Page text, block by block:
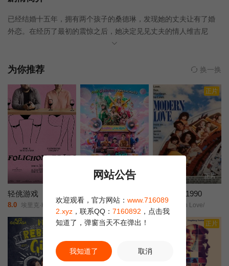
已经结婚十五年，拥有两个孩子的桑德琳，发现她的丈夫让有了婚
外恋。在经历了最初的震惊之后，她决定见见丈夫的情人维吉尼
亚，并提出了一个非常奇怪的想法……
为你推荐 换一换
轻佻游戏
8.0 埃里克·K·布利安/凯瑟琳·沙博/Erin/Carter/Sarah/Chouinard-Poirier/娜塔莉·古帕尔/Rose-Anne/Déry/萨米尔·菲鲁兹/Carolanne/Foucher/艾甜·加罗伊/安布雷·贾布兰/Fayolle/Jean/Jr./Nicolas/Krief/Jacques/L'Heureux/ève/Landry/朱莉·勒布勒东/阿加莎·勒杜/Simone/Ledoux/索菲·勒图讷尔/弗罗伦斯·布莱恩/Antonin/Mousseau-Rivard/
正片
5.0 阿丽莎拉·翁差丽/Sitthiphon/Disamoe/
正片
正片
新潮恋爱 1990
9.0 Modern Love/
正片 正片 正片
网站公告
欢迎观看，官方网站： www.716089
2.xyz ，联系QQ： 7160892 ，点击我
知道了，弹窗当天不在弹出！
我知道了 取消